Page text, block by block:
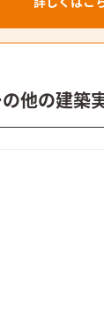
詳しくはこ
他の建築